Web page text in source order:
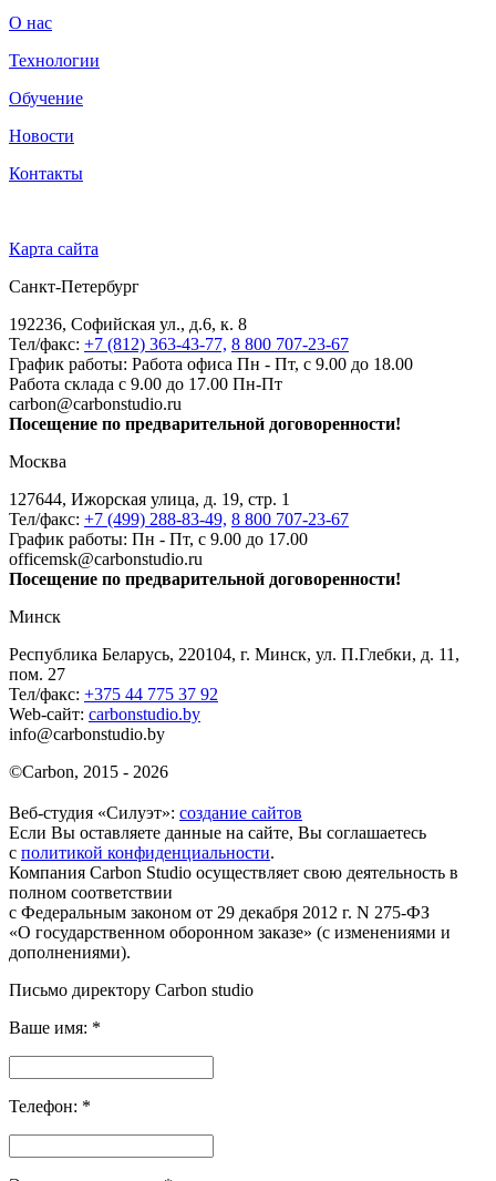
О нас
Технологии
Обучение
Новости
Контакты
Карта сайта
Санкт-Петербург
192236, Софийская ул., д.6, к. 8
Тел/факс: +7 (812) 363-43-77, 8 800 707-23-67
График работы: Работа офиса Пн - Пт, с 9.00 до 18.00
Работа склада с 9.00 до 17.00 Пн-Пт
carbon@carbonstudio.ru
Посещение по предварительной договоренности!
Москва
127644, Ижорская улица, д. 19, стр. 1
Тел/факс: +7 (499) 288-83-49, 8 800 707-23-67
График работы: Пн - Пт, с 9.00 до 17.00
officemsk@carbonstudio.ru
Посещение по предварительной договоренности!
Минск
Республика Беларусь, 220104, г. Минск, ул. П.Глебки, д. 11,
пом. 27
Тел/факс: +375 44 775 37 92
Web-сайт: carbonstudio.by
info@carbonstudio.by
©Carbon, 2015 - 2026
Веб-студия «Силуэт»: создание сайтов
Если Вы оставляете данные на сайте, Вы соглашаетесь
с политикой конфиденциальности.
Компания Carbon Studio осуществляет свою деятельность в
полном соответствии
с Федеральным законом от 29 декабря 2012 г. N 275-ФЗ
«О государственном оборонном заказе» (с изменениями и
дополнениями).
Письмо директору Carbon studio
Ваше имя: *
Телефон: *